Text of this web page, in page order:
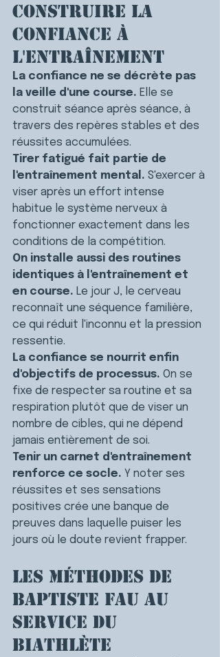
Construire la
confiance à
l'entraînement
La confiance ne se décrète pas
la veille d'une course. Elle se
construit séance après séance, à
travers des repères stables et des
réussites accumulées.
Tirer fatigué fait partie de
l'entraînement mental. S'exercer à
viser après un effort intense
habitue le système nerveux à
fonctionner exactement dans les
conditions de la compétition.
On installe aussi des routines
identiques à l'entraînement et
en course. Le jour J, le cerveau
reconnaît une séquence familière,
ce qui réduit l'inconnu et la pression
ressentie.
La confiance se nourrit enfin
d'objectifs de processus. On se
fixe de respecter sa routine et sa
respiration plutôt que de viser un
nombre de cibles, qui ne dépend
jamais entièrement de soi.
Tenir un carnet d'entraînement
renforce ce socle. Y noter ses
réussites et ses sensations
positives crée une banque de
preuves dans laquelle puiser les
jours où le doute revient frapper.
Les méthodes de
Baptiste Fau au
service du
biathlète